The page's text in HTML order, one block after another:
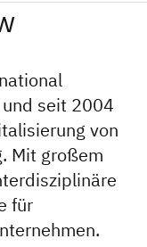
seit 2004
von
Mit großem
für